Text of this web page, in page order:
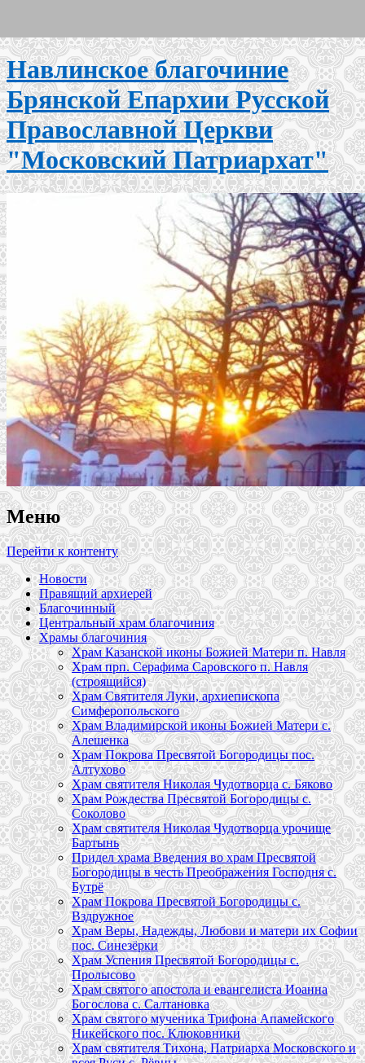
Навлинское благочиние
Брянской Епархии Русской
Православной Церкви
"Московский Патриархат"
Меню
Перейти к контенту
Новости
Правящий архиерей
Благочинный
Центральный храм благочиния
Храмы благочиния
Храм Казанской иконы Божией Матери п. Навля
Храм прп. Серафима Саровского п. Навля
(строящийся)
Храм Святителя Луки, архиепископа
Симферопольского
Храм Владимирской иконы Божией Матери с.
Алешенка
Храм Покрова Пресвятой Богородицы пос.
Алтухово
Храм святителя Николая Чудотворца с. Бяково
Храм Рождества Пресвятой Богородицы с.
Соколово
Храм святителя Николая Чудотворца урочище
Бартынь
Придел храма Введения во храм Пресвятой
Богородицы в честь Преображения Господня с.
Бутрё
Храм Покрова Пресвятой Богородицы с.
Вздружное
Храм Веры, Надежды, Любови и матери их Софии
пос. Синезёрки
Храм Успения Пресвятой Богородицы с.
Пролысово
Храм святого апостола и евангелиста Иоанна
Богослова с. Салтановка
Храм святого мученика Трифона Апамейского
Никейского пос. Клюковники
Храм святителя Тихона, Патриарха Московского и